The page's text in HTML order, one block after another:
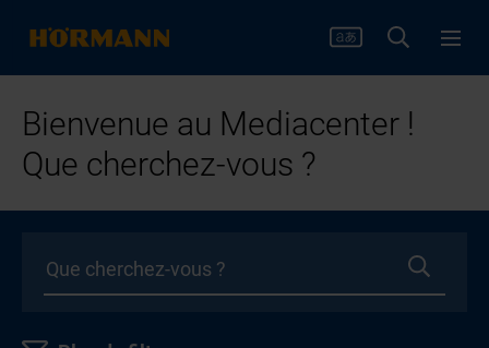
Bienvenue au Mediacenter !
Que cherchez-vous ?